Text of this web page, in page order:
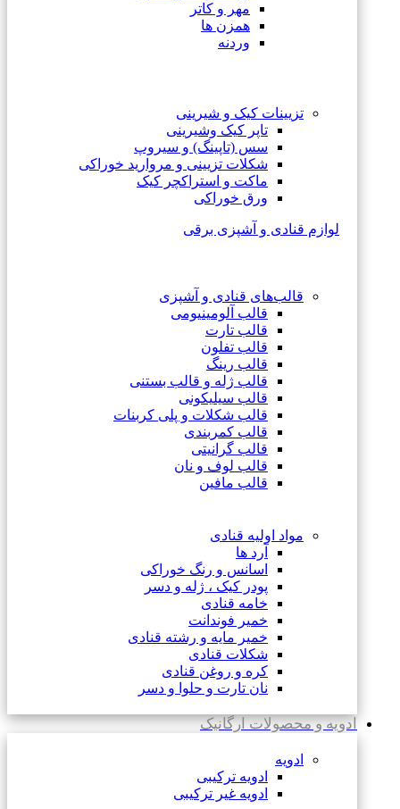
مهر و کاتر
همزن ها
وردنه
تزیینات کیک و شیرینی
تاپر کیک وشیرینی
سس (تاپینگ) و سیروپ
شکلات تزیینی و مروارید خوراکی
ماکت و استراکچر کیک
ورق خوراکی
لوازم قنادی و آشپزی برقی
قالب‌های قنادی و آشپزی
قالب آلومینیومی
قالب تارت
قالب تفلون
قالب رینگ
قالب ژله و قالب بستنی
قالب سیلیکونی
قالب شکلات و پلی کربنات
قالب کمربندی
قالب گرانیتی
قالب لوف و نان
قالب مافین
مواد اولیه قنادی
آرد ها
اسانس و رنگ خوراکی
پودر کیک ، ژله و دسر
خامه قنادی
خمیر فوندانت
خمیر مایه و رشته قنادی
شکلات قنادی
کره و روغن قنادی
نان تارت و حلوا و دسر
ادویه و محصولات ارگانیک
ادویه
ادویه ترکیبی
ادویه غیر ترکیبی